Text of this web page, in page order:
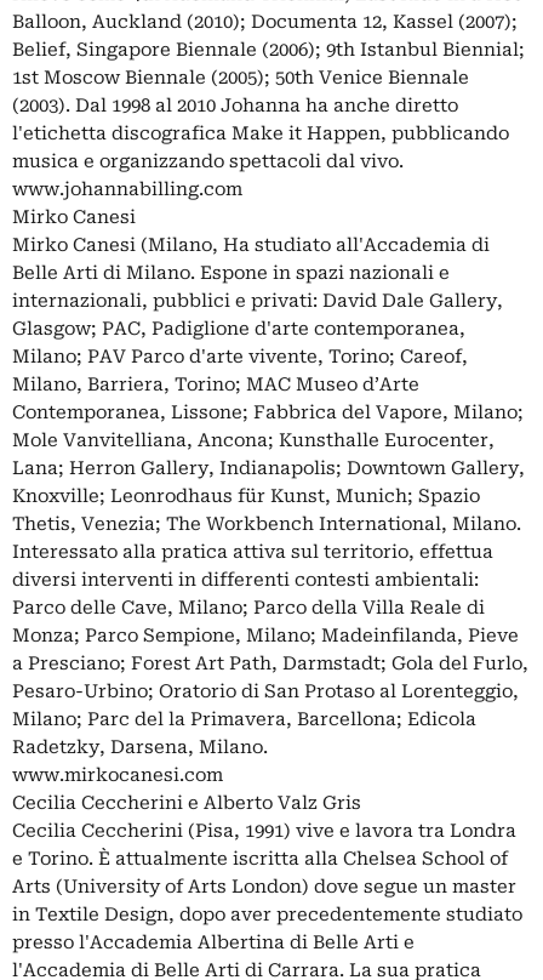
Balloon, Auckland (2010); Documenta 12, Kassel (2007);
Belief, Singapore Biennale (2006); 9th Istanbul Biennial;
1st Moscow Biennale (2005); 50th Venice Biennale
(2003). Dal 1998 al 2010 Johanna ha anche diretto
l'etichetta discografica Make it Happen, pubblicando
musica e organizzando spettacoli dal vivo.
www.johannabilling.com
Mirko Canesi
Mirko Canesi (Milano, Ha studiato all'Accademia di
Belle Arti di Milano. Espone in spazi nazionali e
internazionali, pubblici e privati: David Dale Gallery,
Glasgow; PAC, Padiglione d'arte contemporanea,
Milano; PAV Parco d'arte vivente, Torino; Careof,
Milano, Barriera, Torino; MAC Museo d’Arte
Contemporanea, Lissone; Fabbrica del Vapore, Milano;
Mole Vanvitelliana, Ancona; Kunsthalle Eurocenter,
Lana; Herron Gallery, Indianapolis; Downtown Gallery,
Knoxville; Leonrodhaus für Kunst, Munich; Spazio
Thetis, Venezia; The Workbench International, Milano.
Interessato alla pratica attiva sul territorio, effettua
diversi interventi in differenti contesti ambientali:
Parco delle Cave, Milano; Parco della Villa Reale di
Monza; Parco Sempione, Milano; Madeinfilanda, Pieve
a Presciano; Forest Art Path, Darmstadt; Gola del Furlo,
Pesaro-Urbino; Oratorio di San Protaso al Lorenteggio,
Milano; Parc del la Primavera, Barcellona; Edicola
Radetzky, Darsena, Milano.
www.mirkocanesi.com
Cecilia Ceccherini e Alberto Valz Gris
Cecilia Ceccherini (Pisa, 1991) vive e lavora tra Londra
e Torino. È attualmente iscritta alla Chelsea School of
Arts (University of Arts London) dove segue un master
in Textile Design, dopo aver precedentemente studiato
presso l'Accademia Albertina di Belle Arti e
l'Accademia di Belle Arti di Carrara. La sua pratica